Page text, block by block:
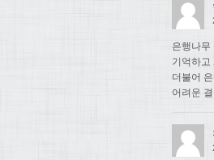
은행나무
기억하고
더불어
어려운